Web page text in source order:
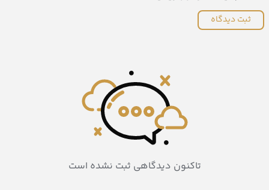
ثبت دیدگاه
تاکنون دیدگاهی ثبت نشده است